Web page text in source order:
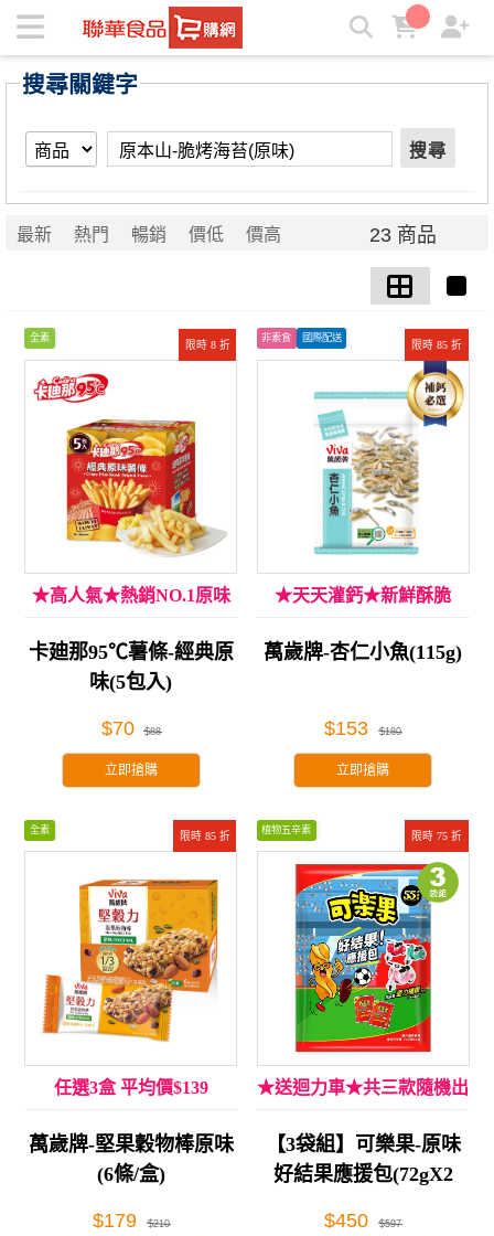
【原本山-脆烤海苔(原味)】搜尋結果 | ★聯華食品e購網★
搜尋關鍵字
搜尋
最新 熱門 暢銷 價低 價高 23 商品
限時 8 折
全素
★高人氣★熱銷NO.1原味
卡廸那95℃薯條-經典原
味(5包入)
$70 $88
立即搶購
限時 85 折
非素食 國際配送
★天天灌鈣★新鮮酥脆
萬歲牌-杏仁小魚(115g)
$153 $180
立即搶購
限時 85 折
全素
任選3盒 平均價$139
萬歲牌-堅果穀物棒原味
(6條/盒)
$179 $210
限時 75 折
植物五辛素
★送迴力車★共三款隨機出
貨
【3袋組】可樂果-原味
好結果應援包(72gX2
$450 $597